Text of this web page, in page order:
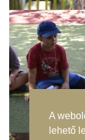
A
lehető